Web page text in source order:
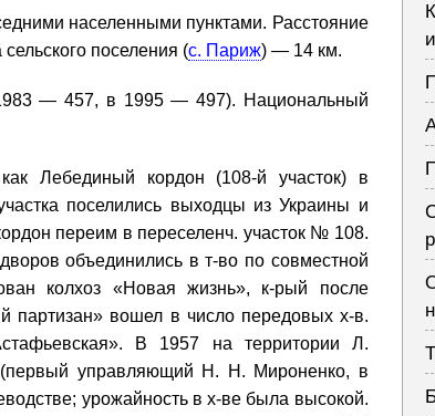
населенными пунктами. Расстояние
поселения (с. Париж) — 14 км.
— 457, в 1995 — 497). Национальный
Лебединый кордон (108-й участок) в
поселились выходцы из Украины и
переим в переселенч. участок № 108.
объединились в т-во по совместной
колхоз «Новая жизнь», к-рый после
партизан» вошел в число передовых х-в.
В 1957 на территории Л.
(первый управляющий Н. Н. Мироненко, в
урожайность в х-ве была высокой.